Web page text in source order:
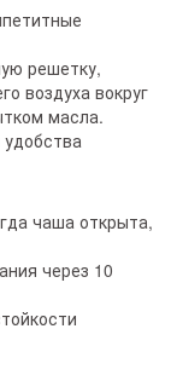
решетку,
воздуха вокруг
масла.
чаша открыта,
через 10